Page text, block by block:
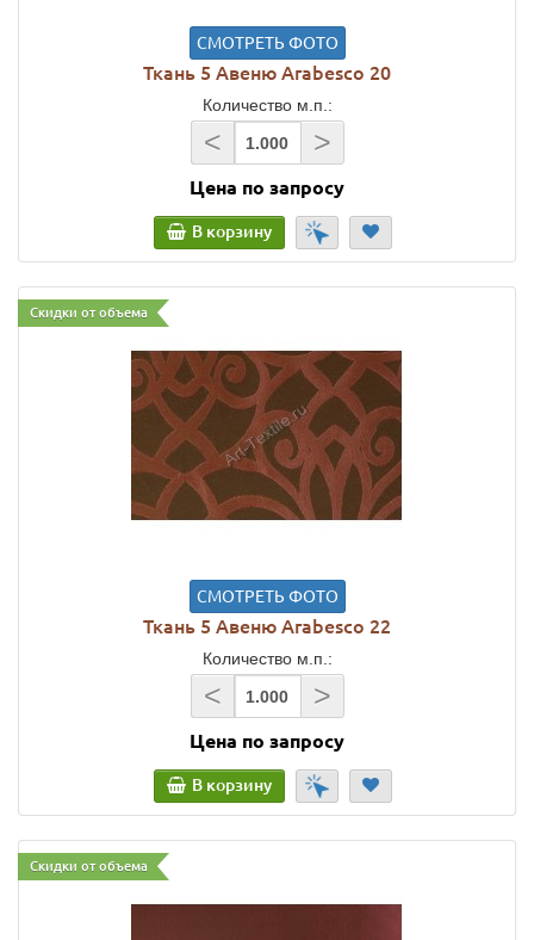
СМОТРЕТЬ ФОТО
Ткань 5 Авеню Arabesco 20
Количество м.п.:
< >
Цена по запросу
В корзину
Скидки от объема
СМОТРЕТЬ ФОТО
Ткань 5 Авеню Arabesco 22
Количество м.п.:
< >
Цена по запросу
В корзину
Скидки от объема